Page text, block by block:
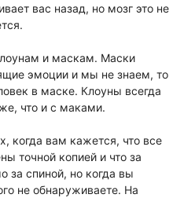
вас назад, но мозг это не
и маскам. Маски
эмоции и мы не знаем, то
в маске. Клоуны всегда
что и с маками.
когда вам кажется, что все
точной копией и что за
за спиной, но когда вы
не обнаруживаете. На